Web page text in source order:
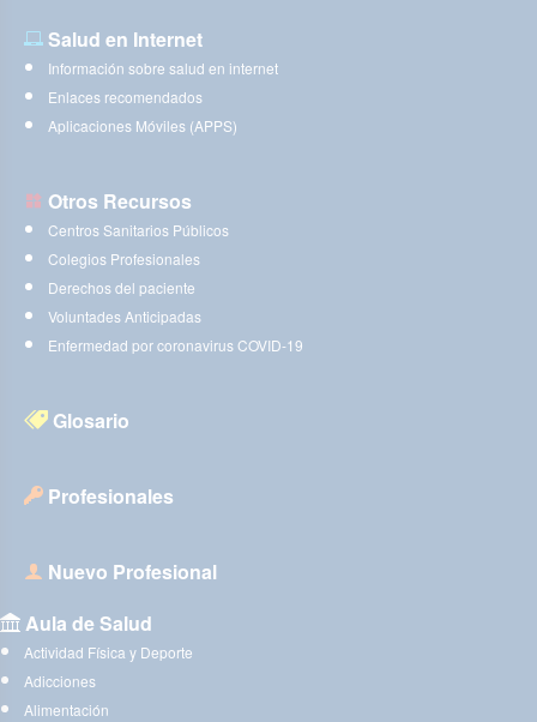
Salud en Internet
Información sobre salud en internet
Enlaces recomendados
Aplicaciones Móviles (APPS)
Otros Recursos
Centros Sanitarios Públicos
Colegios Profesionales
Derechos del paciente
Voluntades Anticipadas
Enfermedad por coronavirus COVID-19
Glosario
Profesionales
Nuevo Profesional
Aula de Salud
Actividad Física y Deporte
Adicciones
Alimentación